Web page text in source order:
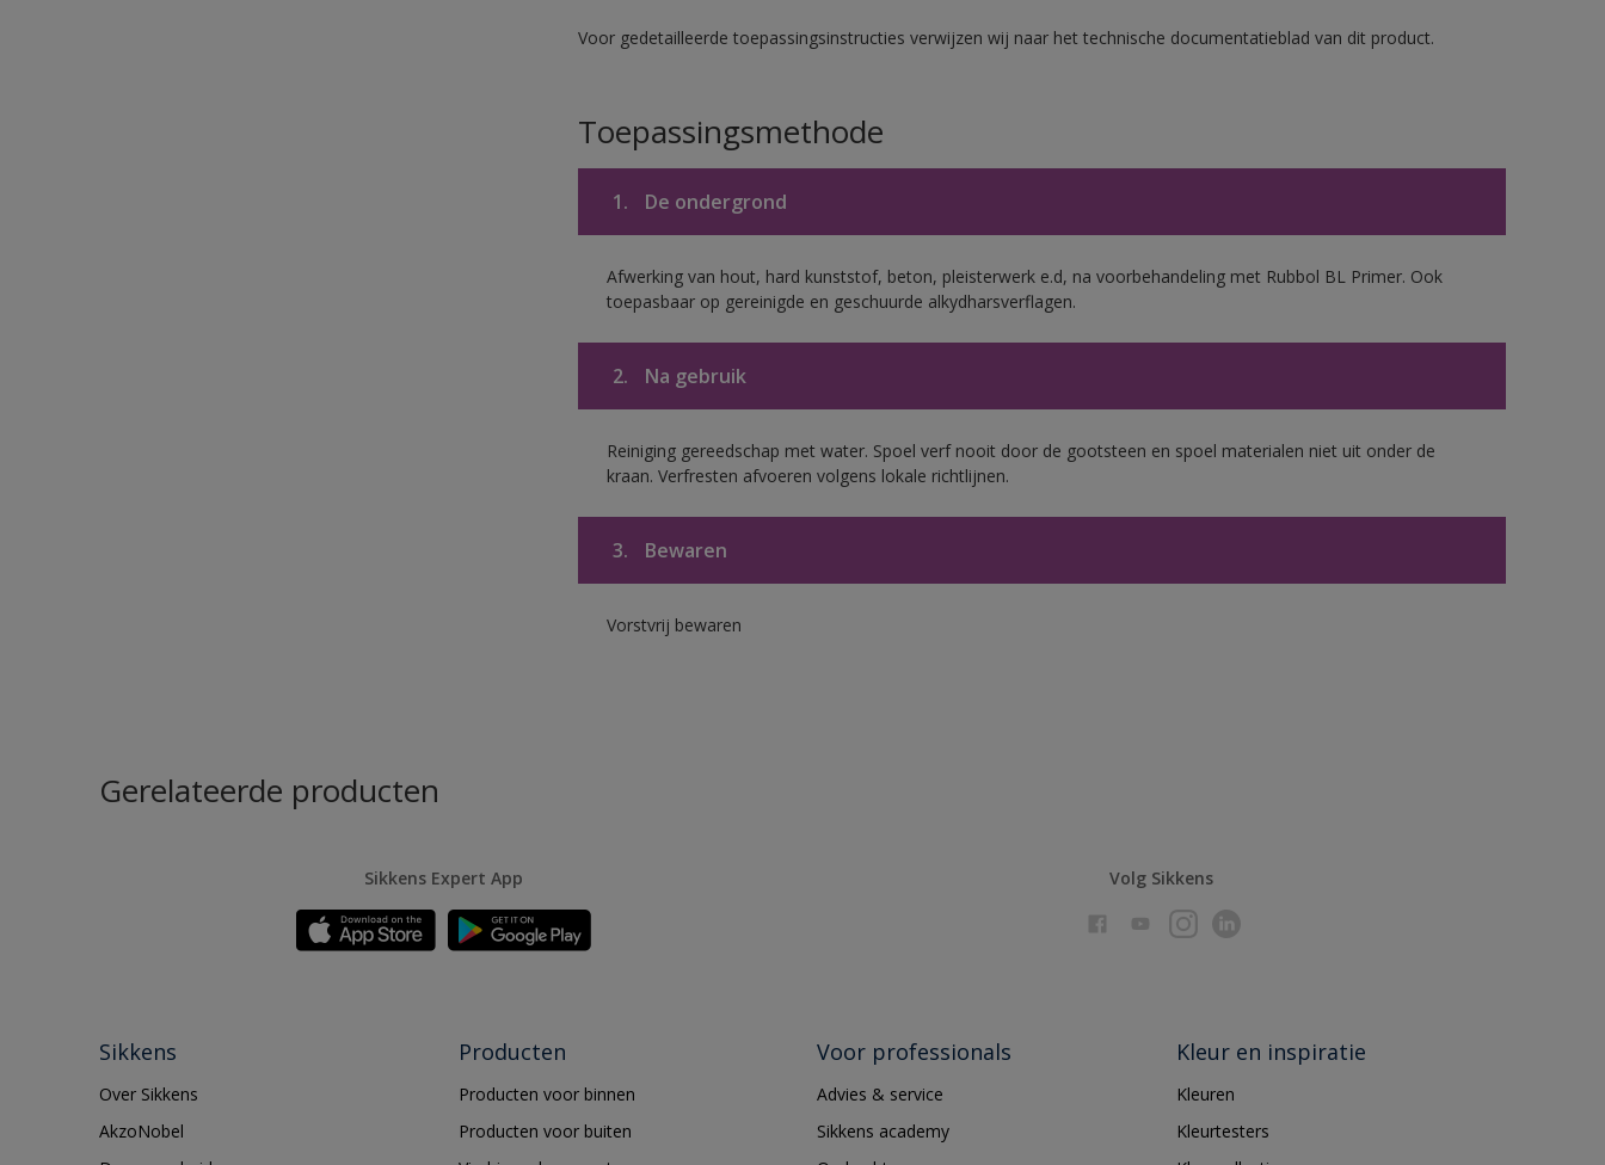
Voor gedetailleerde toepassingsinstructies verwijzen wij naar het technische documentatieblad van dit product.
Toepassingsmethode
1. De ondergrond
Afwerking van hout, hard kunststof, beton, pleisterwerk e.d, na voorbehandeling met Rubbol BL Primer. Ook
toepasbaar op gereinigde en geschuurde alkydharsverflagen.
2. Na gebruik
Reiniging gereedschap met water. Spoel verf nooit door de gootsteen en spoel materialen niet uit onder de
kraan. Verfresten afvoeren volgens lokale richtlijnen.
3. Bewaren
Vorstvrij bewaren
Gerelateerde producten
Sikkens Expert App Volg Sikkens
Sikkens
Over Sikkens
AkzoNobel
Producten
Producten voor binnen
Producten voor buiten
Voor professionals
Advies & service
Sikkens academy
Kleur en inspiratie
Kleuren
Kleurtesters